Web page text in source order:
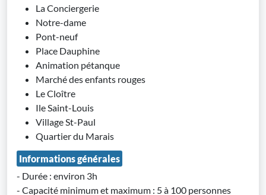
La Conciergerie
Notre-dame
Pont-neuf
Place Dauphine
Animation pétanque
Marché des enfants rouges
Le Cloître
Ile Saint-Louis
Village St-Paul
Quartier du Marais
Informations générales
- Durée : environ 3h
- Capacité minimum et maximum : 5 à 100 personnes